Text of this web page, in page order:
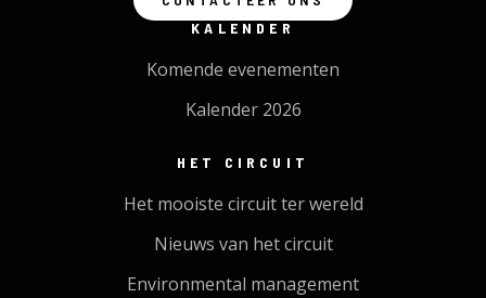
KALENDER
Komende evenementen
Kalender 2026
HET CIRCUIT
Het mooiste circuit ter wereld
Nieuws van het circuit
Environmental management